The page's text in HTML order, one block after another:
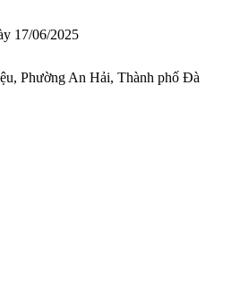
17/06/2025
Phường An Hải, Thành phố Đà